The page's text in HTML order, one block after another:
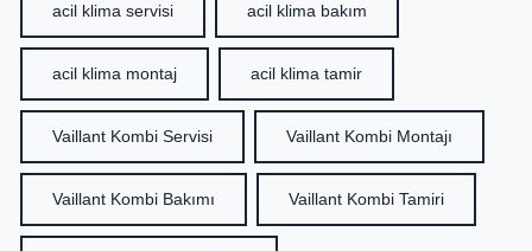
acil klima servisi acil klima bakım
acil klima montaj acil klima tamir
Vaillant Kombi Servisi Vaillant Kombi Montajı
Vaillant Kombi Bakımı Vaillant Kombi Tamiri